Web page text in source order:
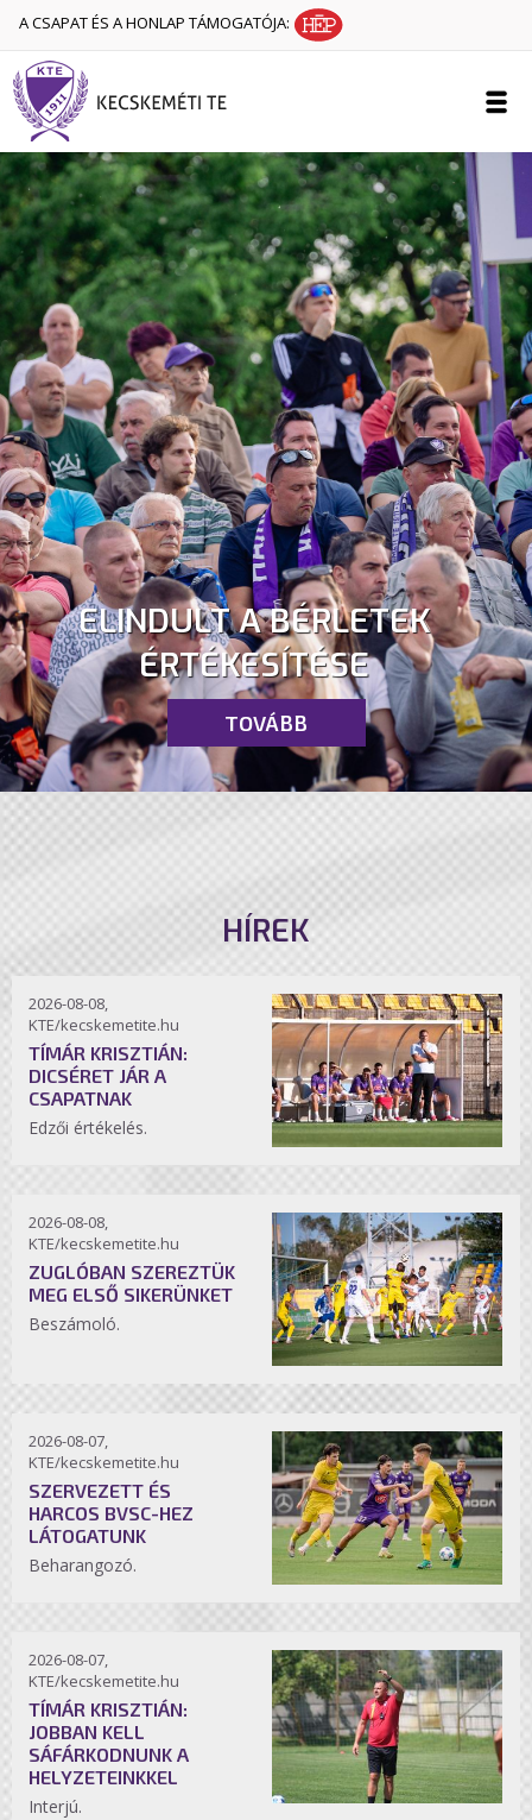
A CSAPAT ÉS A HONLAP TÁMOGATÓJA:
ELINDULT A BÉRLETEK
ÉRTÉKESÍTÉSE
TOVÁBB
HÍREK
2026-08-08,
KTE/kecskemetite.hu
TÍMÁR KRISZTIÁN:
DICSÉRET JÁR A
CSAPATNAK
Edzői értékelés.
2026-08-08,
KTE/kecskemetite.hu
ZUGLÓBAN SZEREZTÜK
MEG ELSŐ SIKERÜNKET
Beszámoló.
2026-08-07,
KTE/kecskemetite.hu
SZERVEZETT ÉS
HARCOS BVSC-HEZ
LÁTOGATUNK
Beharangozó.
2026-08-07,
KTE/kecskemetite.hu
TÍMÁR KRISZTIÁN:
JOBBAN KELL
SÁFÁRKODNUNK A
HELYZETEINKKEL
Interjú.